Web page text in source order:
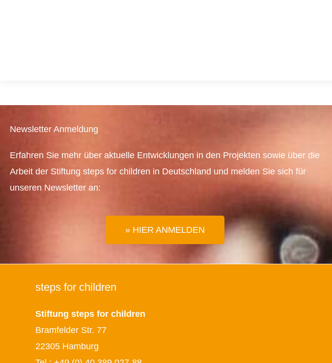
Newsletter Anmeldung
Erfahren Sie mehr über aktuelle Entwicklungen in den Projekten sowie über die
Arbeit der Stiftung steps for children in Deutschland und melden Sie sich für
unseren Newsletter an:
» HIER ANMELDEN
steps for children
Stiftung steps for children
Bramfelder Str. 77
22305 Hamburg